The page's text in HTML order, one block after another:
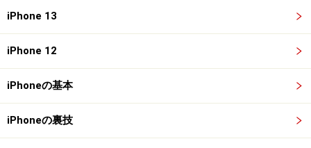
YouTubeのアプリがインストールされていると、Safariで
リが立ち上がってしまい、SafariでYouTubeが開けないこ
とがあります。
そうしたときはGoogle検索結果の「YouTube」へのリン
クを、タップして長押し。表示されたメニューの中から
iPhone 13
iPhone 12
iPhoneの基本
iPhoneの裏技